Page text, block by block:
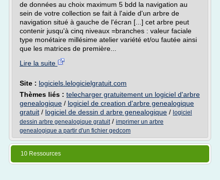
de données au choix maximum 5 bdd la navigation au
sein de votre collection se fait à l'aide d'un arbre de
navigation situé à gauche de l'écran [...] cet arbre peut
contenir jusqu'à cinq niveaux =branches : valeur faciale
type monétaire millésime atelier variété et/ou fautée ainsi
que les matrices de première...
Lire la suite
Site : logiciels.lelogicielgratuit.com
Thèmes liés : telecharger gratuitement un logiciel d'arbre
genealogique / logiciel de creation d'arbre genealogique
gratuit / logiciel de dessin d arbre genealogique / logiciel
dessin arbre genealogique gratuit/ imprimer un arbre
genealogique a partir d'un fichier gedcom
10 Ressources